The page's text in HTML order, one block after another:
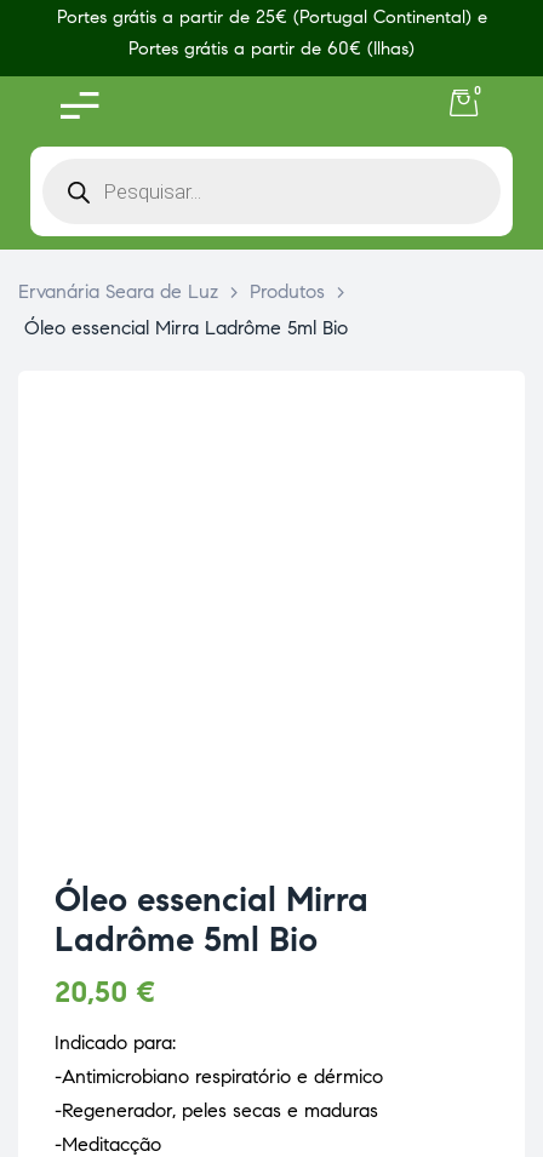
Portes grátis a partir de 25€ (Portugal Continental) e
Portes grátis a partir de 60€ (Ilhas)
0
Ervanária Seara de Luz > Produtos
>
Óleo essencial Mirra Ladrôme 5ml Bio
Óleo essencial Mirra
Ladrôme 5ml Bio
20,50 €
Indicado para:
-Antimicrobiano respiratório e dérmico
-Regenerador, peles secas e maduras
-Meditacção